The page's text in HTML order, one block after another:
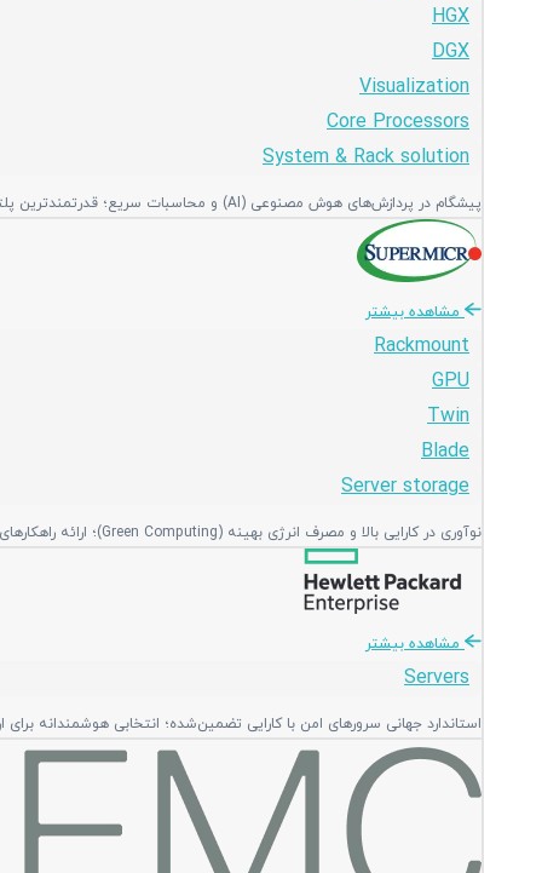
HGX
DGX
Visualization
Core Processors
System & Rack solution
پیشگام در پردازش‌های هوش مصنوعی (AI) و محاسبات سریع؛ قدرتمندترین پلتفرم‌های گرافیکی و پردازشی جهان برای دیتاسنترهای مدرن و پیشرفته.
مشاهده بیشتر
Rackmount
GPU
Twin
Blade
Server storage
نوآوری در کارایی بالا و مصرف انرژی بهینه (Green Computing)؛ ارائه راهکارهای منعطف و ماژولار با بالاترین تراکم پردازشی در فضای رک.
مشاهده بیشتر
Servers
استاندارد جهانی سرورهای امن با کارایی تضمین‌شده؛ انتخابی هوشمندانه